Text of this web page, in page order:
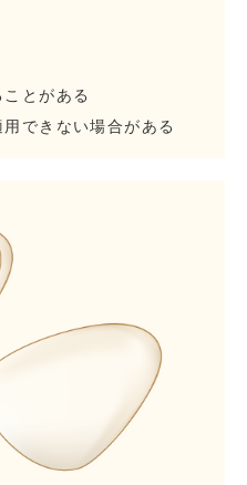
とがある
できない場合がある